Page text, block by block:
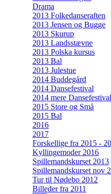
Drama
2013 Folkedanseraften
2013 Jensen og Bugge
2013 Skurup
2013 Landsstævne
2013 Polska kursus
2013 Bal
2013 Julestue
2014 Buddegård
2014 Dansefestival
2014 mere Dansefestival
2015 Store og Små
2015 Bal
2016
2017
Forskellige fra 2015 -
Kyllingemoder 2016
Spillemandskurset 2013
Spillemandskurset nov
Tur til Nødebo 2012
Billeder fra 2011